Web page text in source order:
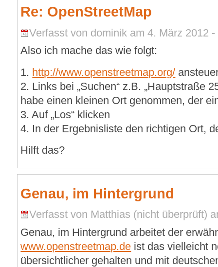
Re: OpenStreetMap
Verfasst von dominik am 4. März 2012 -
Also ich mache das wie folgt:
1. http://www.openstreetmap.org/
2. Links bei „Suchen“ z.B. „Hauptstraße
habe einen kleinen Ort genommen, der
3. Auf „Los“ klicken
4. In der Ergebnisliste den richtigen Ort,
Hilft das?
Genau, im Hintergrund
Verfasst von Matthias (nicht überprüft)
Genau, im Hintergrund arbeitet der
www.openstreetmap.de ist das vielleicht
übersichtlicher gehalten und mit